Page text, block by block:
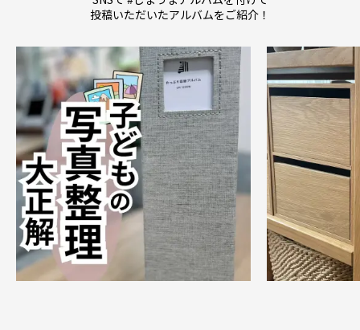
●材質／リネン、不織布、紙、PP、鉄（※バインダー部
●付属品／フリーポケット10枚、背表紙メモカード
●備考／本体に55mmの窓あり、中国製
■注意点
・製本の際にリネンの生地にしわが寄ることがあります
が使用に関して支障はございません。
・天然素材であるリネンの特性上、染色時に色ムラが出
る可能性がございます。使用に関して支障はございませ
んので、ご了承ください。
・商品は予告なく、仕様・デザイン・価格等の変更及び
生産中止する場合がありますのでご了承ください。
投稿いただいたアルバムをご紹介！